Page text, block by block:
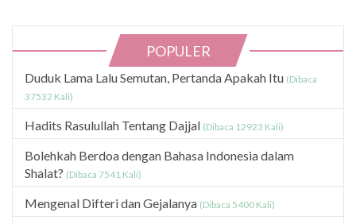
POPULER
Duduk Lama Lalu Semutan, Pertanda Apakah Itu (Dibaca
37532 Kali)
Hadits Rasulullah Tentang Dajjal (Dibaca 12923 Kali)
Bolehkah Berdoa dengan Bahasa Indonesia dalam
Shalat? (Dibaca 7541 Kali)
Mengenal Difteri dan Gejalanya (Dibaca 5400 Kali)